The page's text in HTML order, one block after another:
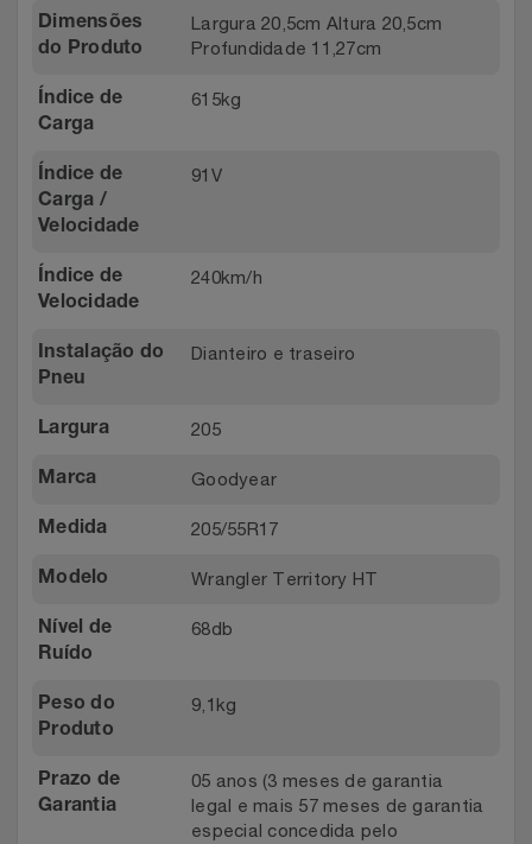
Dimensões
do Produto
Largura 20,5cm Altura 20,5cm
Profundidade 11,27cm
Índice de
Carga
615kg
Índice de
Carga /
Velocidade
91V
Índice de
Velocidade
240km/h
Instalação do
Pneu
Dianteiro e traseiro
Largura 205
Marca Goodyear
Medida 205/55R17
Modelo Wrangler Territory HT
Nível de
Ruído
68db
Peso do
Produto
9,1kg
Prazo de
Garantia
05 anos (3 meses de garantia
legal e mais 57 meses de garantia
especial concedida pelo